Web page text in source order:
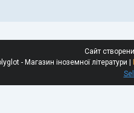
Сайт
Polyglot - Магазин іноземної літератури |